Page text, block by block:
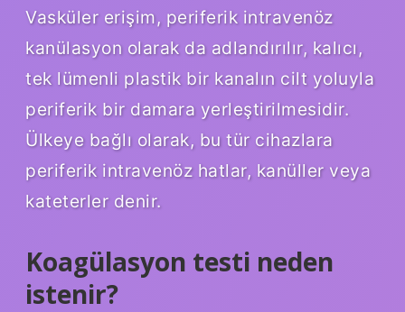
Vasküler erişim, periferik intravenöz
kanülasyon olarak da adlandırılır, kalıcı,
tek lümenli plastik bir kanalın cilt yoluyla
periferik bir damara yerleştirilmesidir.
Ülkeye bağlı olarak, bu tür cihazlara
periferik intravenöz hatlar, kanüller veya
kateterler denir.
Koagülasyon testi neden
istenir?